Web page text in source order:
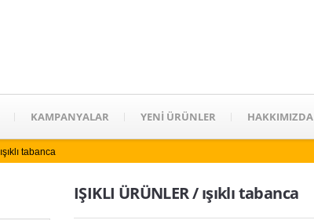
KAMPANYALAR YENİ ÜRÜNLER HAKKIMIZDA
ışıklı tabanca
IŞIKLI ÜRÜNLER / ışıklı tabanca